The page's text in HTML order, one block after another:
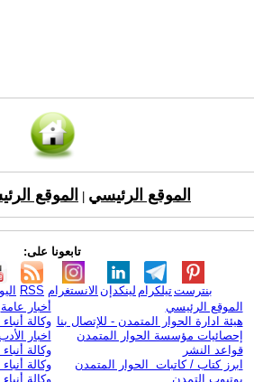
الموقع الرئيسي الموقع
تابعونا على:
RSS الانستغرام لينكدإن تيلكرامبنترست
الموقع الرئيسي
هيئة ادارة الحوار المتمدن - للإتصال بنا
إحصائيات مؤسسة الحوار المتمدن
قواعد النشر
ابرز كتاب / كاتبات الحوار المتمدن
يوتيوب التمدن
أخبار عامة
وكالة
اخبار
وكالة أنباء
وكالة أنباء
وكالة